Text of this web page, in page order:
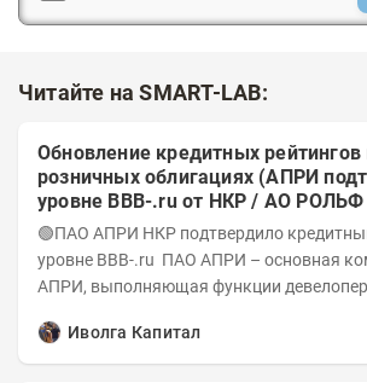
Читайте на SMART-LAB:
Обновление кредитных
розничных облигациях (АПРИ
уровне BBB-.ru от НКР / АО
А-(RU) / Элит Строй присвоен на
🟢ПАО АПРИ НКР подтвердило кредитный рейтинг на
уровне BBB-.ru ПАО АПРИ – основная компания группы
АПРИ, выполняющая функции
Иволга Капитал